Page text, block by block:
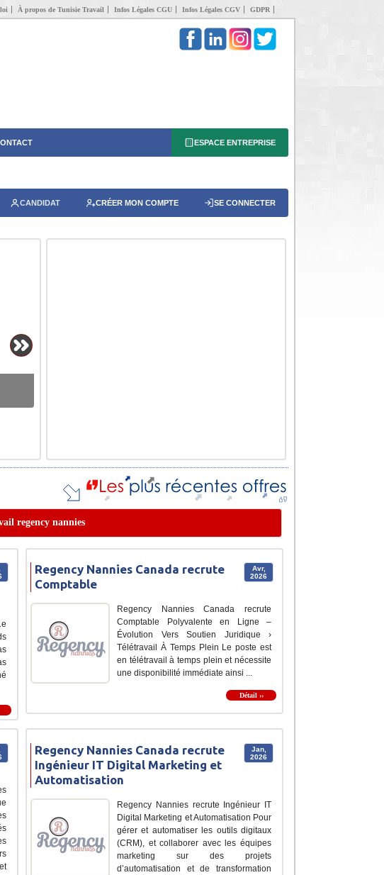
À propos de Tunisie Travail Infos Légales CGU Infos Légales CGV GDPR
ESPACE ENTREPRISE
CANDIDAT CRÉER MON COMPTE SE CONNECTER
regency nannies
Avr,
2026
Regency Nannies Canada recrute
Comptable
Regency Nannies Canada recrute
Comptable Polyvalente en Ligne –
Évolution Vers Soutien Juridique ›
Télétravail À Temps Plein Le poste est
en télétravail à temps plein et nécessite
une disponibilité immédiate ainsi ...
Détail ››
Jan,
2026
Regency Nannies Canada recrute
Ingénieur IT Digital Marketing et
Automatisation
Regency Nannies recrute Ingénieur IT
Digital Marketing et Automatisation Pour
gérer et automatiser les outils digitaux
(CRM), et collaborer avec les équipes
marketing sur des projets
d’automatisation et de transformation